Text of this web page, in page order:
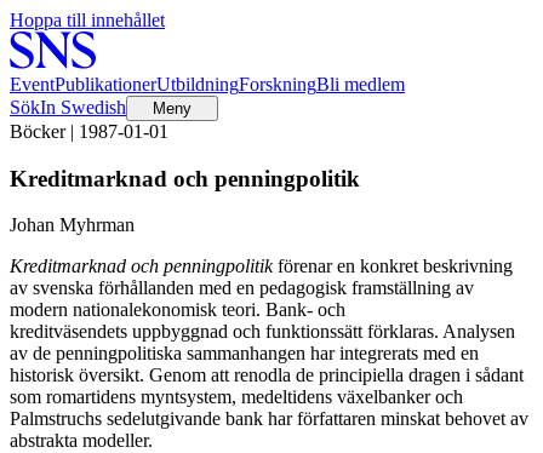
Hoppa till innehållet
EventPublikationerUtbildningForskningBli medlem
SökIn Swedish Meny
Böcker | 1987-01-01
Kreditmarknad och penningpolitik
Johan Myhrman
Kreditmarknad och penningpolitikförenar en konkret beskrivning
av svenska förhållanden med en pedagogisk framställning av
modern nationalekonomisk teori. Bank- och
kreditväsendets uppbyggnad och funktionssätt förklaras. Analysen
av de penningpolitiska sammanhangen har integrerats med en
historisk översikt. Genom att renodla de principiella dragen i sådant
som romartidens myntsystem, medeltidens växelbanker och
Palmstruchs sedelutgivande bank har författaren minskat behovet av
abstrakta modeller.